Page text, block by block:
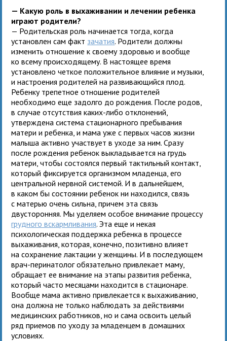
— Какую роль в выхаживании и лечении ребенка
играют родители?
— Родительская роль начинается тогда, когда
установлен сам факт зачатия. Родители должны
изменить отношение к своему здоровью и вообще
ко всему происходящему. В настоящее время
установлено четкое положительное влияние и музыки,
и настроения родителей на развивающийся плод.
Ребенку трепетное отношение родителей
необходимо еще задолго до рождения. После родов,
в случае отсутствия каких-либо отклонений,
утверждена система стационарного пребывания
матери и ребенка, и мама уже с первых часов жизни
малыша активно участвует в уходе за ним. Сразу
после рождения ребенок выкладывается на грудь
матери, чтобы состоялся первый тактильный контакт,
который фиксируется организмом младенца, его
центральной нервной системой. И в дальнейшем,
в каком бы состоянии ребенок ни находился, связь
с матерью очень сильна, причем эта связь
двусторонняя. Мы уделяем особое внимание процессу
грудного вскармливания. Эта еще и некая
психологическая поддержка ребенка в процессе
выхаживания, которая, конечно, позитивно влияет
на сохранение лактации у женщины. И в последующем
врач-перинатолог обязательно привлекает маму,
обращает ее внимание на этапы развития ребенка,
который часто месяцами находится в стационаре.
Вообще мама активно привлекается к выхаживанию,
она должна не только наблюдать за действиями
медицинских работников, но и сама освоить целый
ряд приемов по уходу за младенцем в домашних
условиях.